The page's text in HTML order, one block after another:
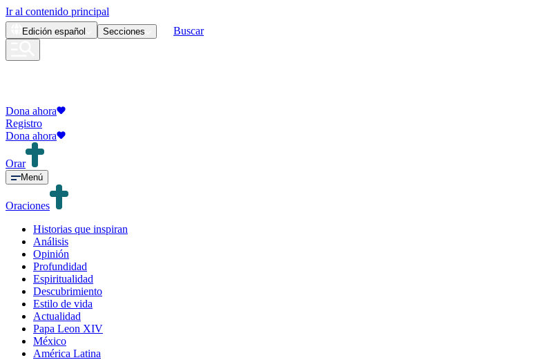
Ir al contenido principal
Edición español Secciones Buscar
Dona ahora
Registro
Dona ahora
Orar
Menú
Oraciones
Historias que inspiran
Análisis
Opinión
Profundidad
Espiritualidad
Descubrimiento
Estilo de vida
Actualidad
Papa Leon XIV
México
América Latina